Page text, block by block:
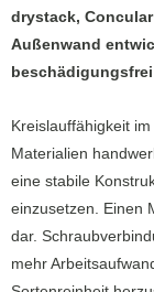
drystack,
Außenwand
Kreislauffähigkeit
Materialien
eine stabile
einzusetzen. Einen
dar.
mehr